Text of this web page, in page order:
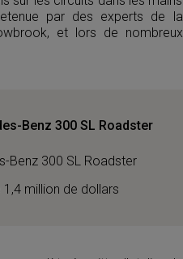
par des experts de la
et lors de nombreux
Benz 300 SL Roadster
1,4 million de dollars